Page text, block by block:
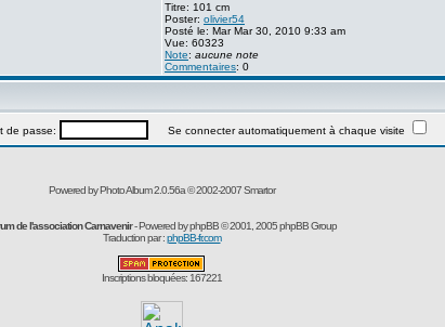
Titre: 101 cm
Poster: olivier54
Posté le: Mar Mar 30, 2010 9:33 am
Vue: 60323
Note: aucune note
Commentaires: 0
passe: Se connecter automatiquement à chaque visite
Powered by Photo Album 2.0.56a © 2002-2007Smartor
de l'association Carnavenir- Powered byphpBB© 2001, 2005 phpBB Group
Traduction par :phpBB-fr.com
Inscriptions bloquées: 167221